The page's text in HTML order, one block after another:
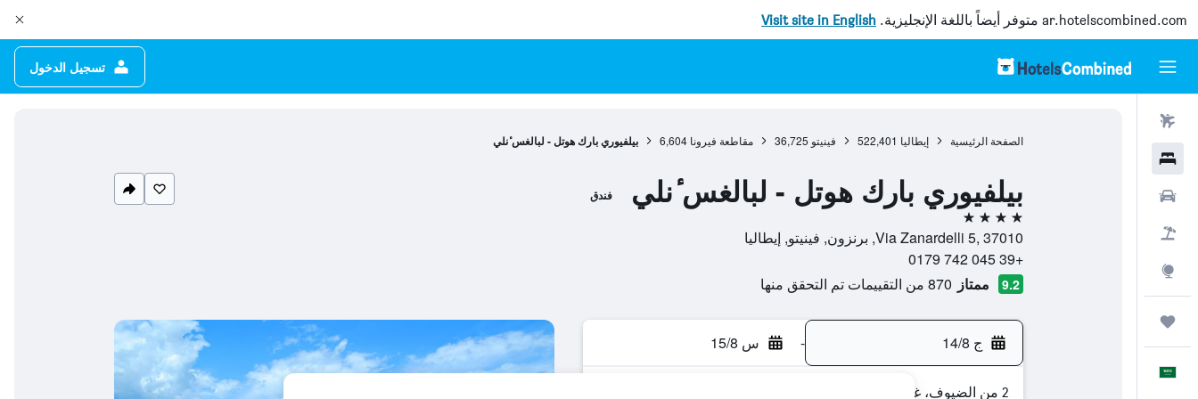
ar.hotelscombined.com متوفر أيضاً باللغة الإنجليزية. Visit site in English
تسجيل الدخول
الصفحة الرئيسية إيطاليا 522,401 فينيتو 36,725 مقاطعة فيرونا 6,604 بيلفيوري بارك هوتل - لبالغس ٔنلي
بيلفيوري بارك هوتل - لبالغس ٔنلي فندق
4 نجوم
Via Zanardelli 5, 37010, برنزون, فينيتو, إيطاليا
+39 045 742 0179
9.2 ممتاز 870 من التقييمات تم التحقق منها
ج 14/8 - س 15/8
2 من الضيوف، غرفة واحدة